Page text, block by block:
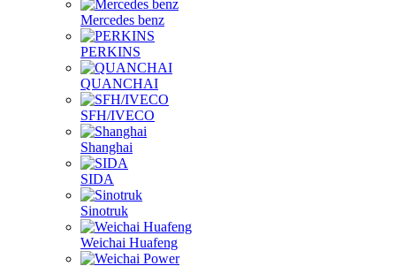
Mercedes benz
PERKINS
QUANCHAI
SFH/IVECO
Shanghai
SIDA
Sinotruk
Weichai Huafeng